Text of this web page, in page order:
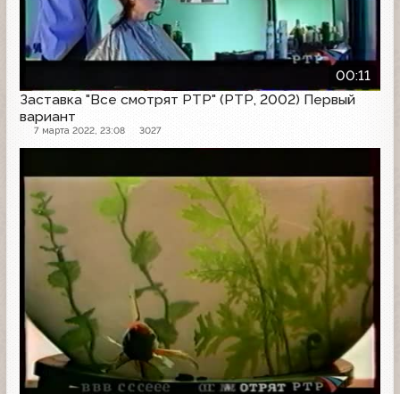
00:11
Заставка "Все смотрят РТР" (РТР, 2002) Первый
вариант
7 марта 2022, 23:08 3027